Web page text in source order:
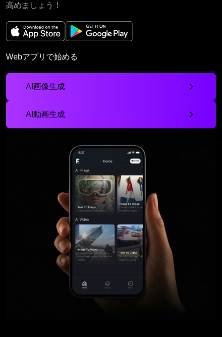
高めましょう！
Webアプリで始める
AI画像生成
AI動画生成